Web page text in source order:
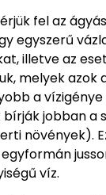
fel az
egyszerű
illetve az
melyek azok
a
bírják jobban a
növények).
víz.